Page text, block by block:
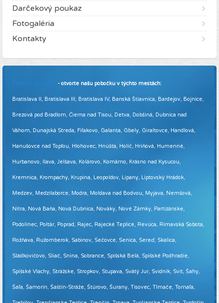
Darčekový poukaz
Fotogaléria
Kontakty
Pridajte sa k nám - otvorte našu pobočku v týchto mestách:
Bratislava II, Bratislava III, Bratislava IV, Banská Štiavnica, Bardejov, Bojnice,
Brezová pod Bradlom, Čierna nad Tisou, Detva, Dobšiná, Dubnica nad
Váhom, Dunajská Streda, Fiľakovo, Galanta, Gbely, Giraltovce, Handlová,
Hanušovce nad Topľou, Hlohovec, Hnúšťa, Holíč, Hriňová, Humenné,
Hurbanovo, Ilava, Jelšava, Kolárovo, Komárno, Krásno nad Kysucou,
Kremnica, Krompachy, Krupina, Leopoldov, Lipany, Liptovský Hrádok,
Medzev, Medzilaborce, Modra, Moldava nad Bodvou, Myjava, Nemšová,
Nitra, Nová Baňa, Nová Dubnica, Nováky, Nové Zámky, Partizánske,
Podolínec, Poltár, Poprad, Rajec, Rajecké Teplice, Revúca, Rimavská Sobota,
Rožňava, Ružomberok, Sabinov, Sečovce, Senica, Sereď, Skalica,
Sládkovičovo, Sliač, Snina, Sobrance, Spišská Belá, Spišské Podhradie,
Spišské Vlachy, Strážske, Stropkov, Stupava, Svätý Jur, Svidník, Svit, Šahy,
Šaľa, Šamorín, Šaštín-Stráže, Štúrovo, Šurany, Tisovec, Tlmače, Tornaľa,